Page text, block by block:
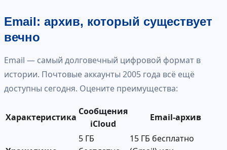
Email: архив, который существует
вечно
Email — самый долговечный цифровой формат в
истории. Почтовые аккаунты 2005 года всё ещё
доступны сегодня. Оцените преимущества:
Характеристика
Сообщения
iCloud
Email-архив
5 ГБ
15 ГБ бесплатно